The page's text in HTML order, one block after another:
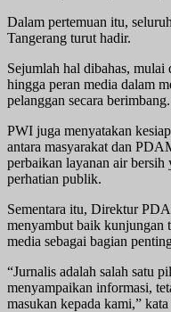
Dalam pertemuan itu,
Tangerang turut hadir.
Sejumlah hal dibahas,
hingga peran media dalam
pelanggan secara berimbang.
PWI juga menyatakan
antara masyarakat dan
perbaikan layanan air bersih
perhatian publik.
Sementara itu, Direktur
menyambut baik kunjungan
media sebagai bagian
“Jurnalis adalah salah satu
menyampaikan informasi,
masukan kepada kami,”